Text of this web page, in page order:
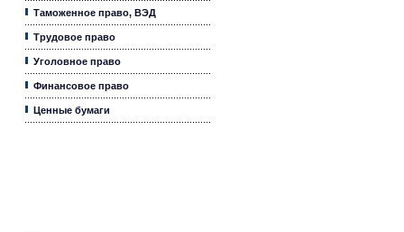
Таможенное право, ВЭД
Трудовое право
Уголовное право
Финансовое право
Ценные бумаги